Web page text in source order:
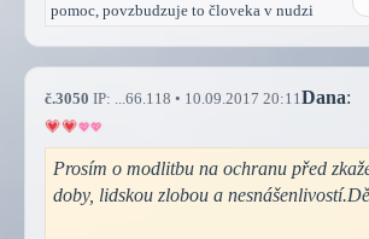
pomoc, povzbudzuje to človeka v nudzi
č.3050 IP: ...66.118 • 10.09.2017 20:11 Dana:
Prosím o modlitbu na ochranu před
doby, lidskou zlobou a